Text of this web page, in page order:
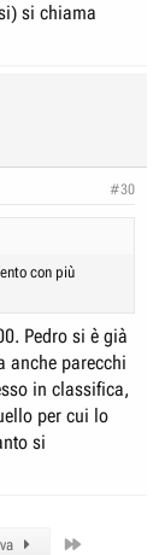
si chiama
#30
con più
Pedro si è già
anche parecchi
in classifica,
per cui lo
si